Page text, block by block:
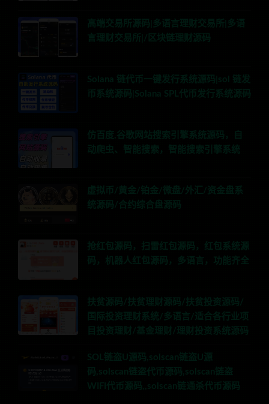
高端交易所源码|多语言理财交易所|多语
言理财交易所|/区块链理财源码
Solana 链代币一键发行系统源码|sol 链发
币系统源码|Solana SPL代币发行系统源码
仿百度,谷歌网站搜索引擎系统源码，自
动爬虫、智能搜索，智能搜索引擎系统
虚拟币/黄金/铂金/微盘/外汇/资金盘系
统源码/合约综合盘源码
抢红包源码，扫雷红包源码，红包系统源
码，机器人红包源码，多语言，功能齐全
扶贫源码/扶贫理财源码/扶贫投资源码/
国际投资理财系统/多语言/适合各行业项
目投资理财/基金理财/理财投资系统源码
SOL链盗U源码,solscan链盗U源
码,solscan链盗代币源码,solscan链盗
WIFI代币源码,,solscan链通杀代币源码